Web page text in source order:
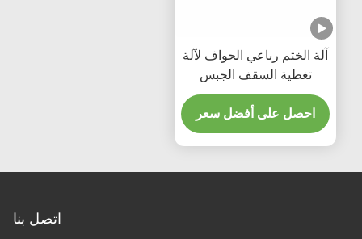
آلة الختم رباعي الحواف لآلة
تغطية السقف الجبس
احصل على أفضل سعر
اتصل بنا